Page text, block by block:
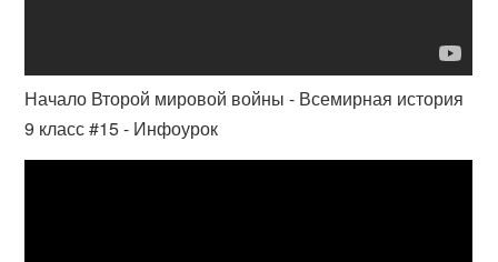
Начало Второй мировой войны - Всемирная история
9 класс #15 - Инфоурок